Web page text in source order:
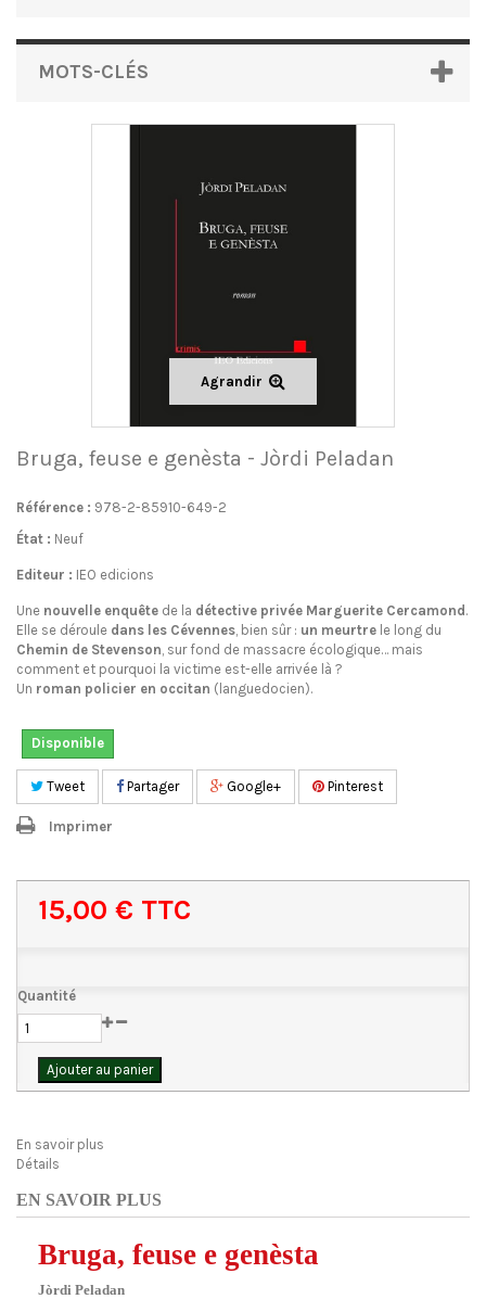
MOTS-CLÉS
Agrandir
Bruga, feuse e genèsta - Jòrdi Peladan
Référence : 978-2-85910-649-2
État : Neuf
Editeur : IEO edicions
Une nouvelle enquête de la détective privée Marguerite Cercamond .
Elle se déroule dans les Cévennes, bien sûr : un meurtre le long du
Chemin de Stevenson, sur fond de massacre écologique… mais
comment et pourquoi la victime est-elle arrivée là ?
Un roman policier en occitan (languedocien).
Disponible
Tweet Partager Google+ Pinterest
Imprimer
15,00 € TTC
Quantité
Ajouter au panier
En savoir plus
Détails
EN SAVOIR PLUS
Bruga, feuse e genèsta
Jòrdi Peladan